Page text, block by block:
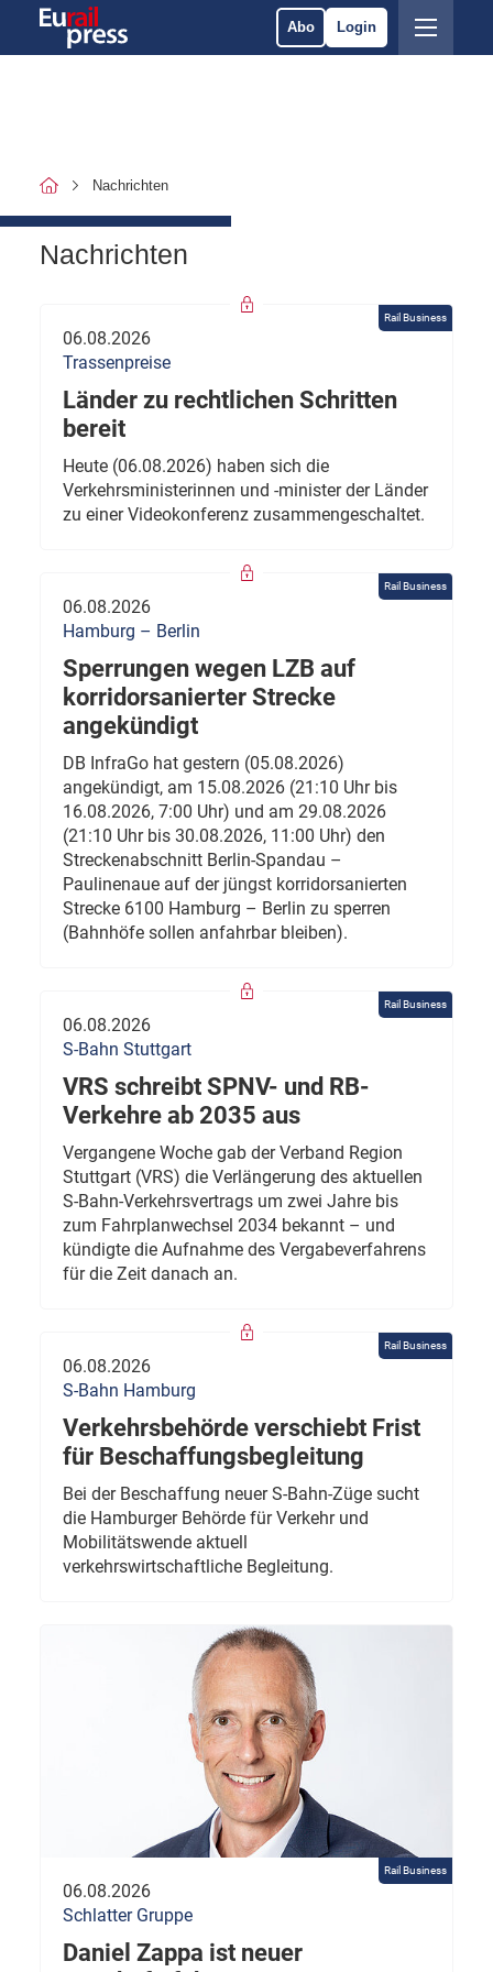
Abo Login
Nachrichten
Nachrichten
Rail Business
06.08.2026
Trassenpreise
Länder zu rechtlichen Schritten
bereit
Heute (06.08.2026) haben sich die
Verkehrsministerinnen und -minister der Länder
zu einer Videokonferenz zusammengeschaltet.
Rail Business
06.08.2026
Hamburg – Berlin
Sperrungen wegen LZB auf
korridorsanierter Strecke
angekündigt
DB InfraGo hat gestern (05.08.2026)
angekündigt, am 15.08.2026 (21:10 Uhr bis
16.08.2026, 7:00 Uhr) und am 29.08.2026
(21:10 Uhr bis 30.08.2026, 11:00 Uhr) den
Streckenabschnitt Berlin-Spandau –
Paulinenaue auf der jüngst korridorsanierten
Strecke 6100 Hamburg – Berlin zu sperren
(Bahnhöfe sollen anfahrbar bleiben).
Rail Business
06.08.2026
S-Bahn Stuttgart
VRS schreibt SPNV- und RB-
Verkehre ab 2035 aus
Vergangene Woche gab der Verband Region
Stuttgart (VRS) die Verlängerung des aktuellen
S-Bahn-Verkehrsvertrags um zwei Jahre bis
zum Fahrplanwechsel 2034 bekannt – und
kündigte die Aufnahme des Vergabeverfahrens
für die Zeit danach an.
Rail Business
06.08.2026
S-Bahn Hamburg
Verkehrsbehörde verschiebt Frist
für Beschaffungsbegleitung
Bei der Beschaffung neuer S-Bahn-Züge sucht
die Hamburger Behörde für Verkehr und
Mobilitätswende aktuell
verkehrswirtschaftliche Begleitung.
Rail Business
06.08.2026
Schlatter Gruppe
Daniel Zappa ist neuer